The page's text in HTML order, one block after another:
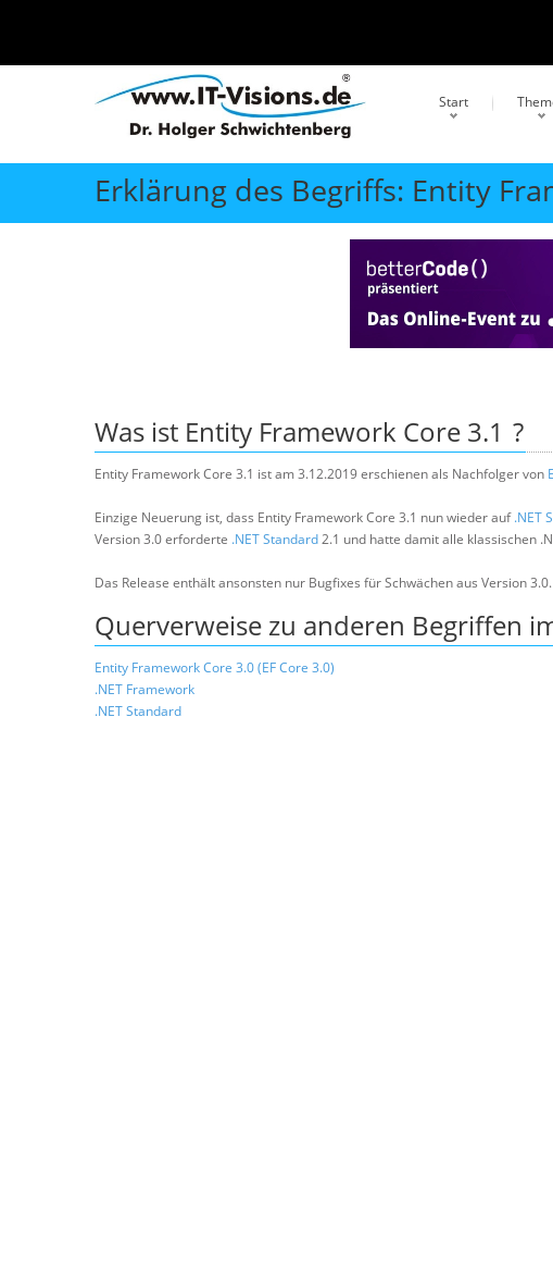
Start
Erklärung des Begriffs: Entity
Was ist Entity Framework Core 3.1 ?
Entity Framework Core 3.1 ist am 3.12.2019 erschienen als Nachfolger von
Einzige Neuerung ist, dass Entity Framework Core 3.1 nun wieder auf.NET
Version 3.0 erforderte .NET Standard2.1 und hatte damit alle klassischen
Das Release enthält ansonsten nur Bugfixes für Schwächen aus Version 3.0.
Querverweise zu anderen Begriffen
Entity Framework Core 3.0 (EF Core 3.0)
.NET Framework
.NET Standard